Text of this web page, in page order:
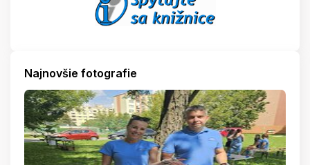
Najnovšie fotografie